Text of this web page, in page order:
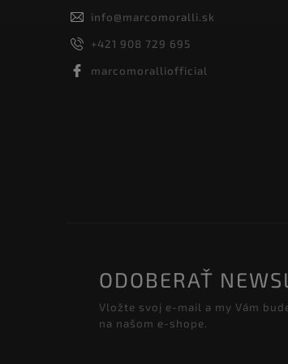
info@marcomoralli.sk
+421 908 729 695
marcomoralliofficial
ODOBERAŤ
Vložte svoj e-mail a my Vám
na našom e-shope.